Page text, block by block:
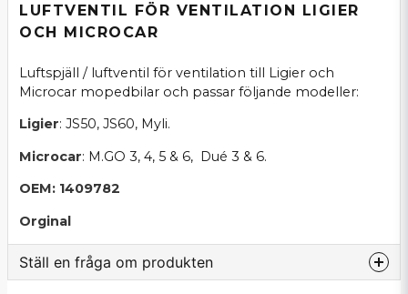
LUFTVENTIL FÖR VENTILATION LIGIER
OCH MICROCAR
Luftspjäll / luftventil för ventilation till Ligier och
Microcar mopedbilar och passar följande modeller:
Ligier: JS50, JS60, Myli.
Microcar: M.GO 3, 4, 5 & 6, Dué 3 & 6.
OEM: 1409782
Orginal
Ställ en fråga om produkten